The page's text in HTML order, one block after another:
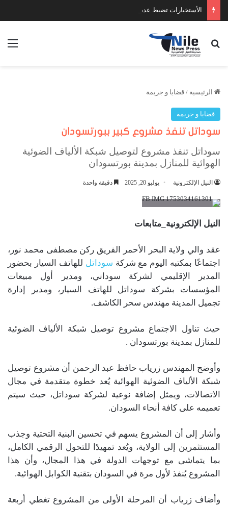
الأستخبارات تضبط عدد كبير من السلاح والمخدرات
بحث عن
الرئيسية / قضايا و جريمة
قضايا و جريمة
سوداتل تنفذ مشروع كبير ببورتسودان
سوداتل تنفذ مشروع لتوصيل شبكة الألياف الضوئية
الهوائية للمنازل بمدينة بورتسودان
النيل الإلكترونية يوليو 20, 2025 دقيقة واحدة
النيل الإلكترونية_متابعات
عقد والي ولاية البحر الأحمر الفريق ركن مصطفى محمد نور،
اجتماعًا بمكتبه اليوم مع شركة سوداتل للهاتف السيار بحضور
المدير الإقليمي لشركة سوداني، ومدير أول مبيعات
المؤسسات بشركة سوداتل للهاتف السيار، ومدير إدارة
تجميل المدينة مهندس سحر الكاشف.
حيث تناول الاجتماع مشروع توصيل شبكة الألياف الضوئية
للمنازل بمدينة بورتسودان .
وأوضح المهندس زرياب حافظ عبد الرحمن أن مشروع توصيل
شبكة الألياف الضوئية الهوائية يُعد خطوة متقدمة في مجال
الاتصالات، ويمثل إضافة نوعية لشركة سوداتل، حيث سيتم
تعميمه على كافة أنحاء السودان.
وأشار إلى أن المشروع يسهم في تحسين البنية التحتية وجذب
المستثمرين إلى الولاية، ويُعد تمهيدًا للتحول الرقمي الكامل،
بما يتماشى مع توجهات الدولة في هذا المجال، وأن هذا
المشروع يُنفذ لأول مرة في السودان بتقنية الكوابل الهوائية.
وأضاف زرياب أن المرحلة الأولى من المشروع تغطي أربعة